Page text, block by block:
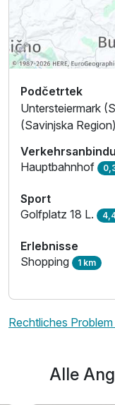
Podčetrtek
Untersteiermark
(Savinjska Region)
Hauptbahnhof
Sport
Golfplatz 18 L.
Erlebnisse
Shopping 1 km
Rechtliches
Alle